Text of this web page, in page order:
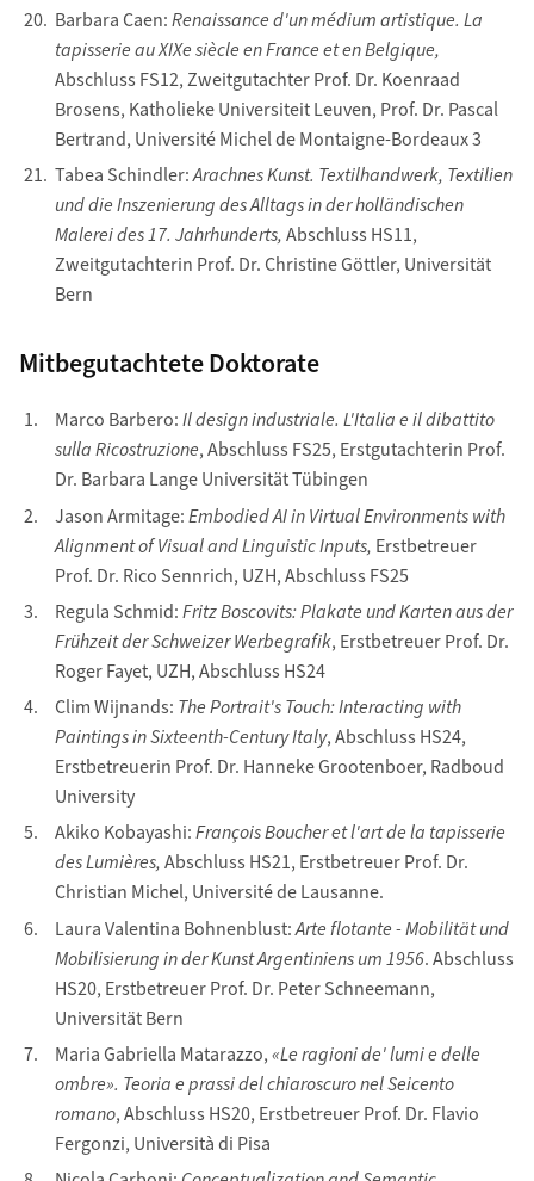
Barbara Caen:Renaissance d'un médium artistique. La
tapisserie au XIXe siècle en France et en Belgique,
Abschluss FS12, Zweitgutachter Prof. Dr. Koenraad
Brosens, Katholieke Universiteit Leuven, Prof. Dr. Pascal
Bertrand, Université Michel de Montaigne-Bordeaux 3
Tabea Schindler:Arachnes Kunst. Textilhandwerk, Textilien
und die Inszenierung des Alltags in der holländischen
Malerei des 17. Jahrhunderts,Abschluss HS11,
Zweitgutachterin Prof. Dr. Christine Göttler, Universität
Bern
Mitbegutachtete Doktorate
Marco Barbero:Il design industriale. L'Italia e il dibattito
sulla Ricostruzione, Abschluss FS25, Erstgutachterin Prof.
Dr. Barbara Lange Universität Tübingen
Jason Armitage:Embodied AI in Virtual Environments with
Alignment of Visual and Linguistic Inputs, Erstbetreuer
Prof. Dr. Rico Sennrich, UZH, Abschluss FS25
Regula Schmid:Fritz Boscovits: Plakate und Karten aus der
Frühzeit der Schweizer Werbegrafik, Erstbetreuer Prof. Dr.
Roger Fayet, UZH, Abschluss HS24
Clim Wijnands: The Portrait's Touch: Interacting with
Paintings in Sixteenth-Century Italy, Abschluss HS24,
Erstbetreuerin Prof. Dr. Hanneke Grootenboer, Radboud
University
Akiko Kobayashi:François Boucher et l'art de la tapisserie
des Lumières,Abschluss HS21, Erstbetreuer Prof. Dr.
Christian Michel, Université de Lausanne.
Laura Valentina Bohnenblust:Arte flotante - Mobilität und
Mobilisierung in der Kunst Argentiniens um 1956. Abschluss
HS20, Erstbetreuer Prof. Dr. Peter Schneemann,
Universität Bern
Maria Gabriella Matarazzo,«Le ragioni de' lumi e delle
ombre». Teoria e prassi del chiaroscuro nel Seicento
romano, Abschluss HS20, Erstbetreuer Prof. Dr. Flavio
Fergonzi, Università di Pisa